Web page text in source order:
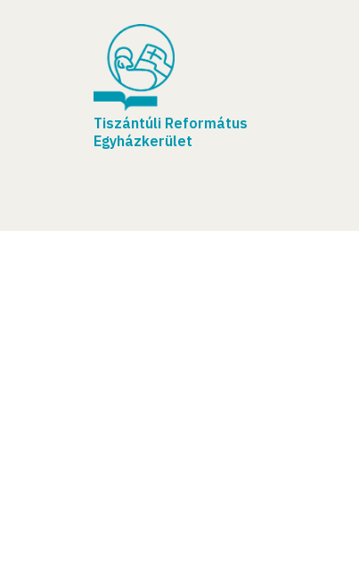
Tiszántúli Református
Egyházkerület